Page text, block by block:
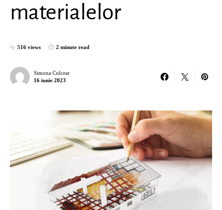
materialelor
516 views 2 minute read
Simona Culcear
16 iunie 2023